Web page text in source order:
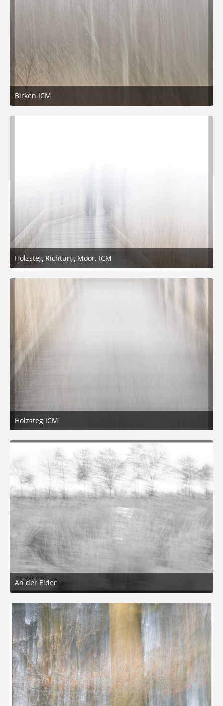
Birken ICM
26. Januar 2026 um 15:10
Holzsteg Richtung Moor, ICM
26. Januar 2026 um 15:10
1
Holzsteg ICM
26. Januar 2026 um 15:10
1
An der Eider
12. Januar 2026 um 18:06
1